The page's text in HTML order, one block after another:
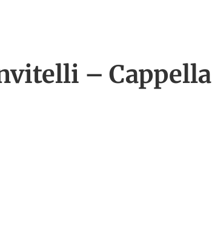
– Cappella